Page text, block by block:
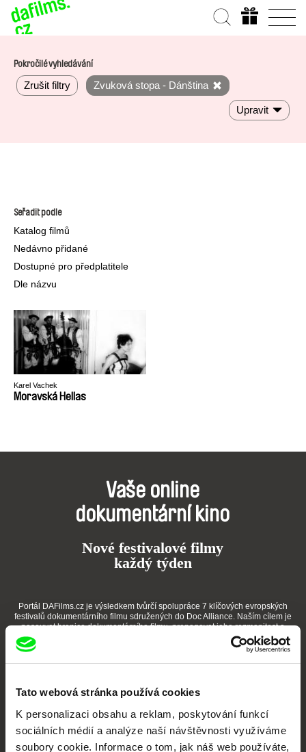
Tato webová stránka používá cookies
K personalizaci obsahu a reklam, poskytování funkcí
sociálních médií a analýze naší návštěvnosti využíváme
soubory cookie. Informace o tom, jak náš web používáte,
Pokročilé vyhledávání
Zrušit filtry Zvuková stopa - Dánština
Upravit
Seřadit podle
Katalog filmů
Nedávno přidané
Dostupné pro předplatitele
Dle názvu
Karel Vachek
Moravská Hellas
Vaše online
dokumentární kino
Nové festivalové filmy
každý týden
Portál DAFilms.cz je výsledkem tvůrčí spolupráce 7 klíčových evropských
festivalů dokumentárního filmu sdružených do Doc Alliance. Naším cílem je
posouvat hranice dokumentárního filmu, propagovat jeho rozmanitost a